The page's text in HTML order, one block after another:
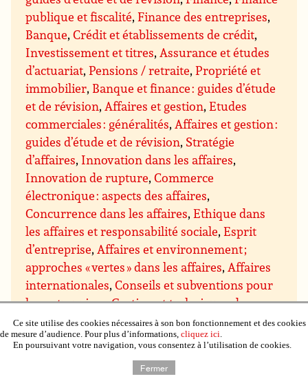
publique et fiscalité,Finance des entreprises,
Banque,Crédit et établissements de crédit,
Investissement et titres,Assurance et études
d’actuariat,Pensions / retraite,Propriété et
immobilier, Banque et finance : guides d’étude
et de révision,Affaires et gestion,Etudes
commerciales : généralités,Affaires et gestion :
guides d’étude et de révision, Stratégie
d’affaires, Innovation dans les affaires,
Innovation de rupture,Commerce
électronique : aspects des affaires,
Concurrence dans les affaires,Ethique dans
les affaires et responsabilité sociale,Esprit
d’entreprise,Affaires et environnement ;
approches « vertes » dans les affaires,Affaires
internationales,Conseils et subventions pour
les entreprises,Gestion et techniques de
gestion,Gestion : direction et motivation,
Gestion des prises de décision,Gestion du
Gestion des projets,Assurance qualité
Gestion du temps
Ce site utilise des cookies nécessaires à son bon fonctionnement et des cookies
de mesure d’audience. Pour plus d’informations, cliquez ici.
En poursuivant votre navigation, vous consentez à l’utilisation de cookies.
Fermer